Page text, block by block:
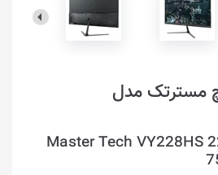
22.0 اینچ مسترتک مدل
Master Tech VY228HS